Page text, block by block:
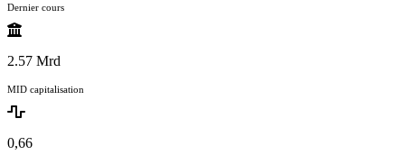
Dernier cours
2.57 Mrd
MID capitalisation
0,66